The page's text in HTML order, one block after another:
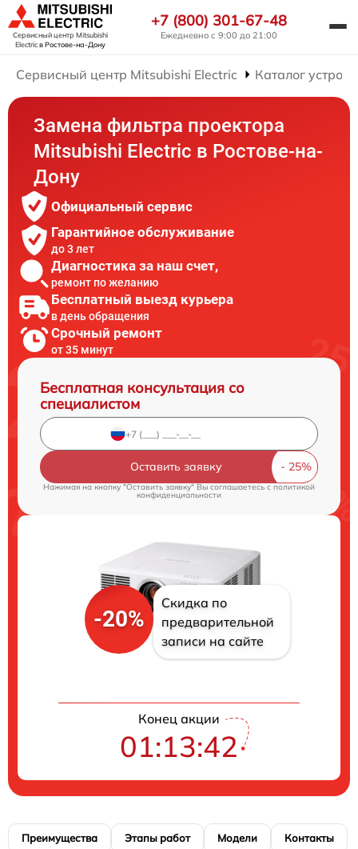
Сервисный центр Mitsubishi
Electricв Ростове-на-Дону
+7 (800) 301-67-48
Ежедневно с 9:00 до 21:00
Сервисный центр Mitsubishi Electric Каталог
Замена фильтра проектора
Mitsubishi Electric в Ростове-на-
Дону
Официальный сервис
Гарантийное обслуживание
до 3 лет
Диагностика за наш счет,
ремонт по желанию
Бесплатный выезд курьера
в день обращения
Срочный ремонт
от 35 минут
Бесплатная консультация со
специалистом
Оставить заявку
Нажимая на кнопку "Оставить заявку" Вы соглашаетесь c политикой
конфиденциальности
-20%
Скидка по
предварительной
записи на сайте
Конец акции
01:13:41
Преимущества Этапы работ Модели Контакты